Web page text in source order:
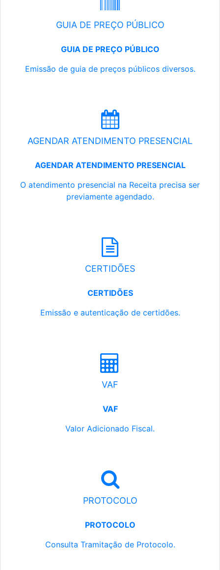
GUIA DE PREÇO PÚBLICO
GUIA DE PREÇO PÚBLICO
Emissão de guia de preços públicos diversos.
AGENDAR ATENDIMENTO PRESENCIAL
AGENDAR ATENDIMENTO PRESENCIAL
O atendimento presencial na Receita precisa ser
previamente agendado.
CERTIDÕES
CERTIDÕES
Emissão e autenticação de certidões.
VAF
VAF
Valor Adicionado Fiscal.
PROTOCOLO
PROTOCOLO
Consulta Tramitação de Protocolo.